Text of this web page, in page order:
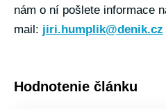
nám o ní pošlete informace
mail: jiri.humplik@denik.cz
Hodnotenie článku